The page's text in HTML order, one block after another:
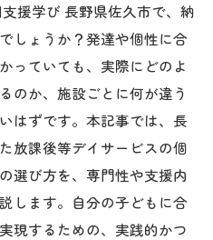
援学び 長野県佐久市で、納
しょうか？発達や個性に合
っていても、実際にどのよ
のか、施設ごとに何が違う
はずです。本記事では、長
放課後等デイサービスの個
選び方を、専門性や支援内
します。自分の子どもに合
現するための、実践的かつ